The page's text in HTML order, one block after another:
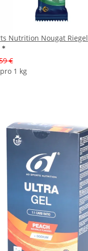
Nutrition Nougat Riegel
*
€
1 kg